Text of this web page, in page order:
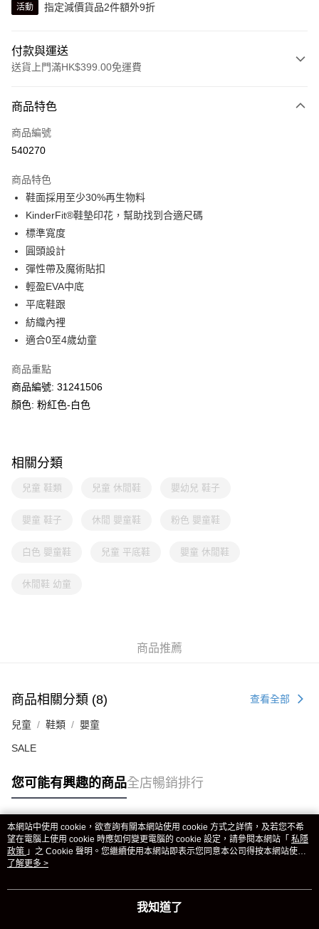
活動 指定減價貨品2件額外9折
付款與運送
送貨上門滿HK$399.00免運費
信用卡
線上付款
Alipay, PayMe, WeChat Pay, UnionPay, FPS
送貨方式
單筆訂單淨值滿$399可享免運費優惠
每筆HK$30.00，滿HK$399.00或以上免運費
滿$599可享澳門免運費優惠
商品特色
商品編號
540270
商品特色
鞋面採用至少30%再生物料
KinderFit®鞋墊印花，幫助找到合適尺碼
標準寬度
圓頭設計
彈性帶及魔術貼扣
輕盈EVA中底
平底鞋跟
紡織內裡
適合0至4歲幼童
商品重點
商品編號: 31241506
顏色: 粉紅色-白色
相關分類
兒童 鞋類 兒童 休閒鞋 嬰幼兒 鞋子
嬰童 鞋子 休閒 嬰童鞋 粉色 嬰童鞋
白色 嬰童鞋 兒童 平底鞋 嬰童 休閒鞋
休閒鞋 幼童
商品推薦
商品相關分類 (8) 查看全部
兒童 鞋類 嬰童
SALE
您可能有興趣的商品全店暢銷排行
熱門標籤
熱銷排行
本網站中使用 cookie，欲查詢有關本網站使用 cookie 方式之詳情，及若您不希
望在電腦上使用 cookie 時應如何變更電腦的 cookie 設定，請參閱本網站「 私隱
政策 」之 Cookie 聲明。您繼續使用本網站即表示您同意本公司得按本網站使用
條款之 Cookie 聲明使用 cookie。
了解更多 >
我知道了